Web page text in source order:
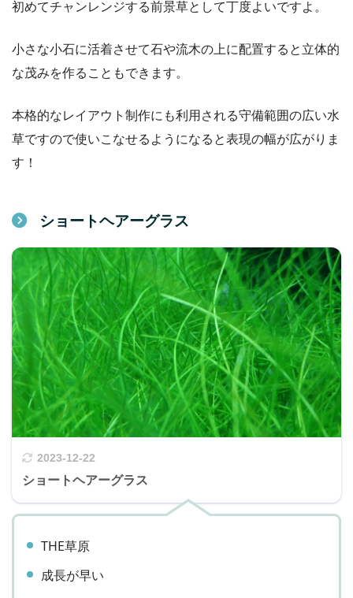
初めてチャンレンジする前景草として丁度よいですよ。
小さな小石に活着させて石や流木の上に配置すると立体的
な茂みを作ることもできます。
本格的なレイアウト制作にも利用される守備範囲の広い水
草ですので使いこなせるようになると表現の幅が広がりま
す！
ショートヘアーグラス
2023-12-22
ショートヘアーグラス
THE草原
成長が早い